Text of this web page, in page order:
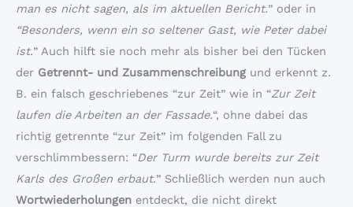
man es nicht sagen, als im aktuellen Bericht.” oder in
“Besonders, wenn ein so seltener Gast, wie Peter dabei
ist.” Auch hilft sie noch mehr als bisher bei den Tücken
der Getrennt- und Zusammenschreibungund erkennt z.
B. ein falsch geschriebenes “zur Zeit” wie in “Zur Zeit
laufen die Arbeiten an der Fassade.“, ohne dabei das
richtig getrennte “zur Zeit” im folgenden Fall zu
verschlimmbessern: “Der Turm wurde bereits zur Zeit
Karls des Großen erbaut.” Schließlich werden nun auch
Wortwiederholungen entdeckt, die nicht direkt